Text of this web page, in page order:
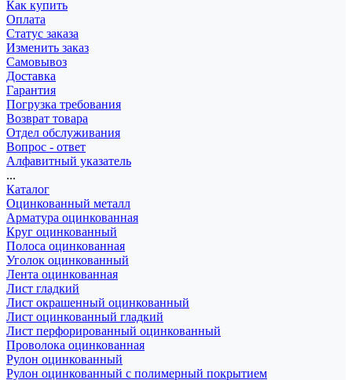
Как купить
Оплата
Статус заказа
Изменить заказ
Самовывоз
Доставка
Гарантия
Погрузка требования
Возврат товара
Отдел обслуживания
Вопрос - ответ
Алфавитный указатель
...
Каталог
Оцинкованный металл
Арматура оцинкованная
Круг оцинкованный
Полоса оцинкованная
Уголок оцинкованный
Лента оцинкованная
Лист гладкий
Лист окрашенный оцинкованный
Лист оцинкованный гладкий
Лист перфорированный оцинкованный
Проволока оцинкованная
Рулон оцинкованный
Рулон оцинкованный с полимерный покрытием